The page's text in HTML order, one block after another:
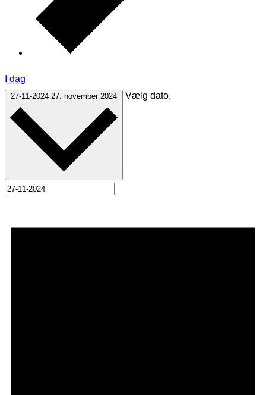
I dag
27-11-2024 27. november 2024 Vælg dato.